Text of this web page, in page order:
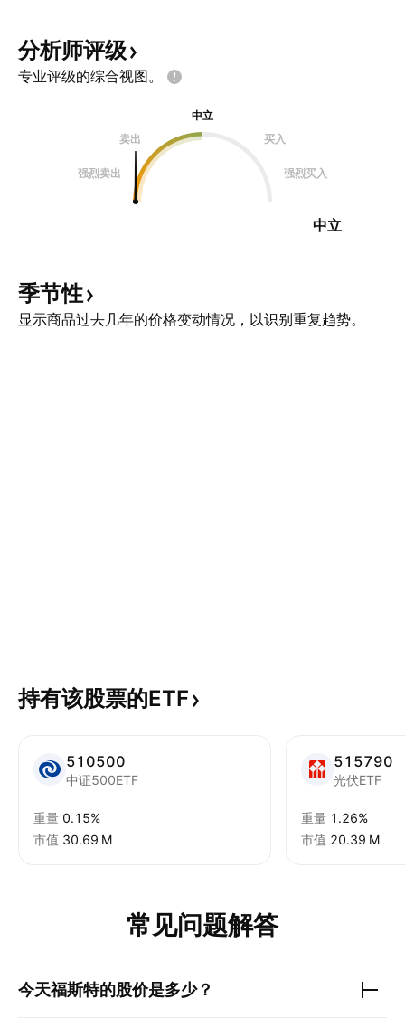
分析师评级
专业评级的综合视图。
中立
卖出
买入
强烈卖出 强烈买入
中立
季节性
显示商品过去几年的价格变动情况，以识别重复趋势。
持有该股票的ETF
510500
中证500ETF
重量 0.15%
市值 ‪30.69 M‬
515790
光伏ETF
重量 1.26%
市值 ‪20.39 M‬
常见问题解答
今天福斯特的股价是多少？